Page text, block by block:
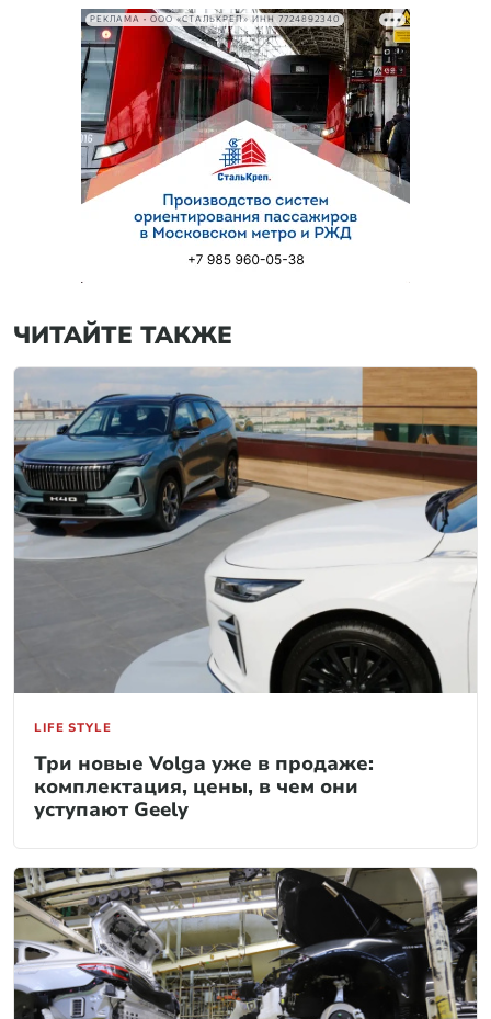
РЕКЛАМА • ООО «СТАЛЬКРЕП» ИНН 7724892340
ЧИТАЙТЕ ТАКЖЕ
LIFE STYLE
Три новые Volga уже в продаже:
комплектация, цены, в чем они
уступают Geely